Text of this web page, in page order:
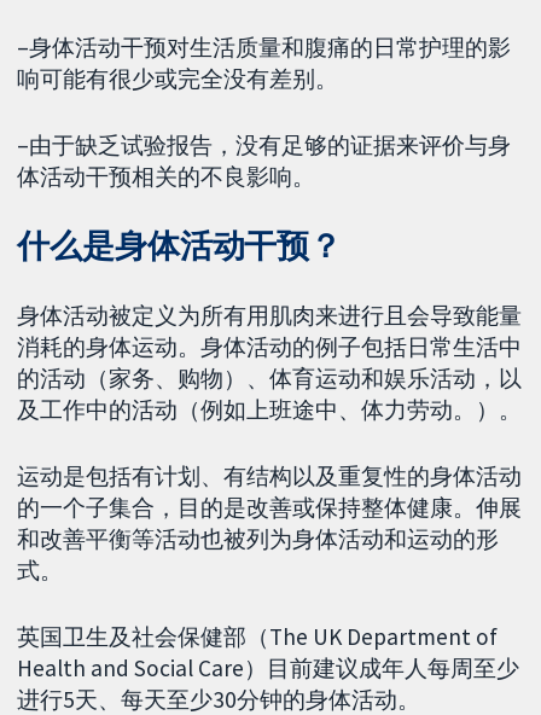
–身体活动干预对生活质量和腹痛的日常护理的影
响可能有很少或完全没有差别。
–由于缺乏试验报告，没有足够的证据来评价与身
体活动干预相关的不良影响。
什么是身体活动干预？
身体活动被定义为所有用肌肉来进行且会导致能量
消耗的身体运动。身体活动的例子包括日常生活中
的活动（家务、购物）、体育运动和娱乐活动，以
及工作中的活动（例如上班途中、体力劳动。）。
运动是包括有计划、有结构以及重复性的身体活动
的一个子集合，目的是改善或保持整体健康。伸展
和改善平衡等活动也被列为身体活动和运动的形
式。
英国卫生及社会保健部（The UK Department of
Health and Social Care）目前建议成年人每周至少
进行5天、每天至少30分钟的身体活动。